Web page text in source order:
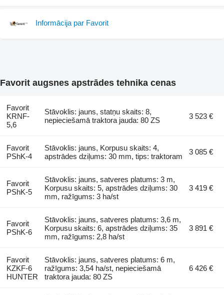
Informācija par Favorit
Favorit augsnes apstrādes tehnika cenas
Favorit
KRNF-
5,6
Stāvoklis: jauns, statņu skaits: 8,
nepieciešamā traktora jauda: 80 ZS
3 523 €
Favorit
PShK-4
Stāvoklis: jauns, Korpusu skaits: 4,
apstrādes dziļums: 30 mm, tips: traktoram
3 085 €
Favorit
PShK-5
Stāvoklis: jauns, satveres platums: 3 m,
Korpusu skaits: 5, apstrādes dziļums: 30
mm, ražīgums: 3 ha/st
3 419 €
Favorit
PShK-6
Stāvoklis: jauns, satveres platums: 3,6 m,
Korpusu skaits: 6, apstrādes dziļums: 35
mm, ražīgums: 2,8 ha/st
3 891 €
Favorit
KZKF-6
HUNTER
Stāvoklis: jauns, satveres platums: 6 m,
ražīgums: 3,54 ha/st, nepieciešamā
traktora jauda: 80 ZS
6 426 €